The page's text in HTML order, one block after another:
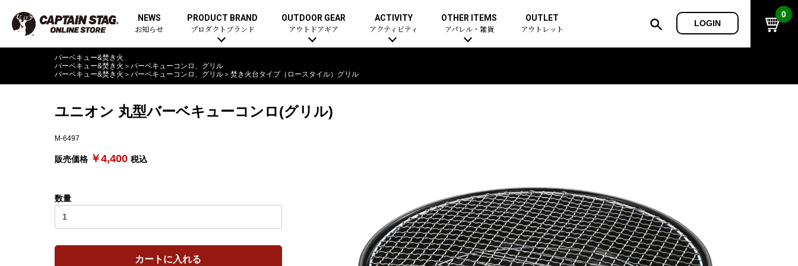
NEWS
お知らせ
PRODUCT BRAND
プロダクトブランド
OUTDOOR GEAR
アウトドアギア
ACTIVITY
アクティビティ
OTHER ITEMS
アパレル・雑貨
OUTLET
アウトレット
LOGIN
0
バーベキュー&焚き火
バーベキュー&焚き火 ＞ バーベキューコンロ、グリル
バーベキュー&焚き火 ＞ バーベキューコンロ、グリル ＞ 焚き火台タイプ（ロースタイル）グリル
ユニオン 丸型バーベキューコンロ(グリル)
M-6497
販売価格 ￥4,400 税込
数量
カートに入れる